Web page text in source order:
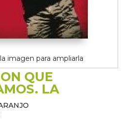
imagen para ampliarla
QUE
LA